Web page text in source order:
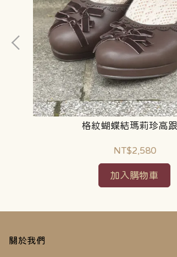
格紋蝴蝶結瑪莉珍高
NT$2,580
加入購物車
關於我們